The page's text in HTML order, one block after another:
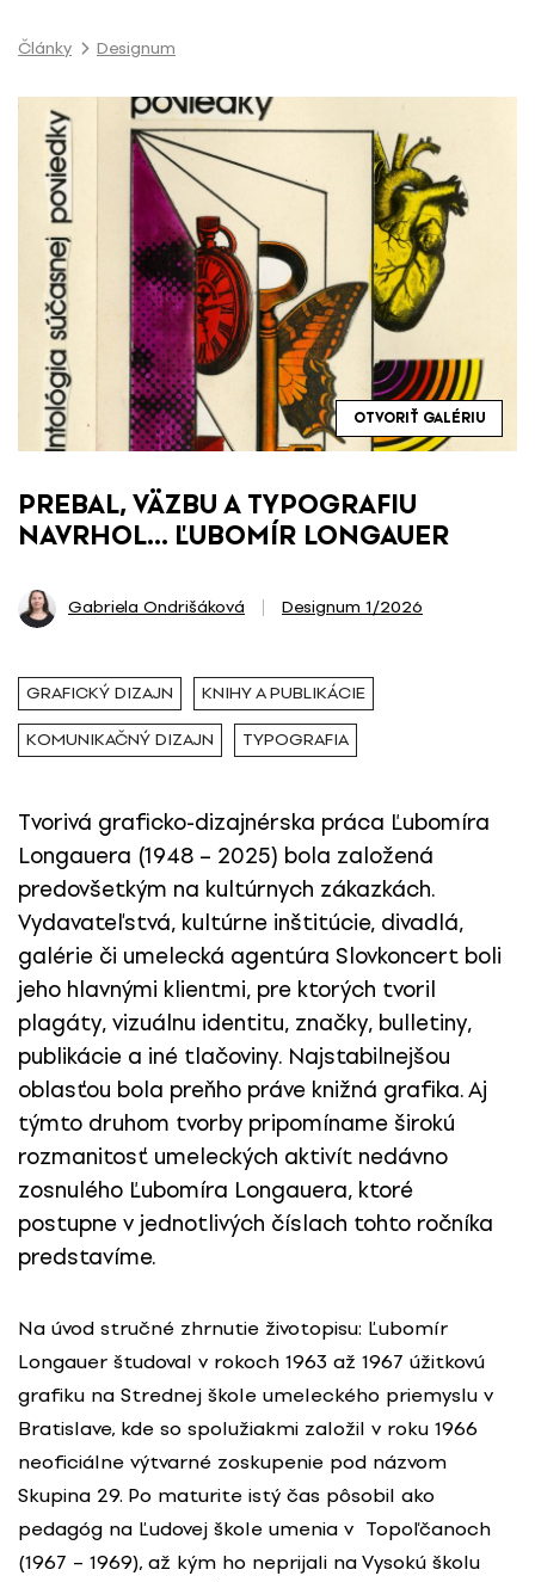
Články Designum
OTVORIŤ GALÉRIU
PREBAL, VÄZBU A TYPOGRAFIU
NAVRHOL… ĽUBOMÍR LONGAUER
Gabriela Ondrišáková Designum 1/2026
GRAFICKÝ DIZAJN KNIHY A PUBLIKÁCIE
KOMUNIKAČNÝ DIZAJN TYPOGRAFIA
Tvorivá graficko-dizajnérska práca Ľubomíra
Longauera (1948 – 2025) bola založená
predovšetkým na kultúrnych zákazkách.
Vydavateľstvá, kultúrne inštitúcie, divadlá,
galérie či umelecká agentúra Slovkoncert boli
jeho hlavnými klientmi, pre ktorých tvoril
plagáty, vizuálnu identitu, značky, bulletiny,
publikácie a iné tlačoviny. Najstabilnejšou
oblasťou bola preňho práve knižná grafika. Aj
týmto druhom tvorby pripomíname širokú
rozmanitosť umeleckých aktivít nedávno
zosnulého Ľubomíra Longauera, ktoré
postupne v jednotlivých číslach tohto ročníka
predstavíme.
Na úvod stručné zhrnutie životopisu: Ľubomír
Longauer študoval v rokoch 1963 až 1967 úžitkovú
grafiku na Strednej škole umeleckého priemyslu v
Bratislave, kde so spolužiakmi založil v roku 1966
neoficiálne výtvarné zoskupenie pod názvom
Skupina 29. Po maturite istý čas pôsobil ako
pedagóg na Ľudovej škole umenia v Topoľčanoch
(1967 – 1969), až kým ho neprijali na Vysokú školu